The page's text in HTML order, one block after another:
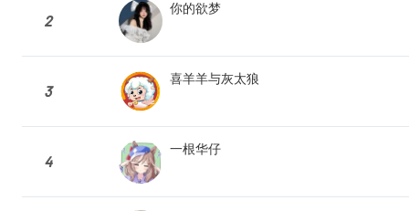
2
你的欲梦
3
喜羊羊与灰太狼
4
一根华仔